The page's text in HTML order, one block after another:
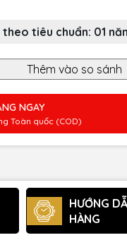
tiêu chuẩn: 01
NGAY
Toàn quốc (COD)
HƯỚNG
HÀNG